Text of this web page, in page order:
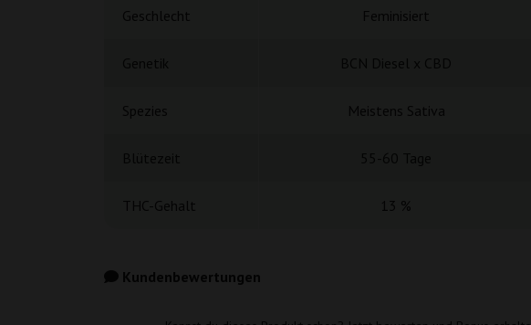
Geschlecht Feminisiert
Spezies Meistens Sativa
THC-Gehalt 13 %
Kundenbewertungen